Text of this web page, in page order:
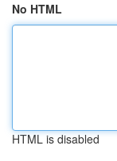
No HTML
HTML is disabled